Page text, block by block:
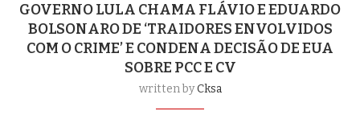
GOVERNO LULA CHAMA FLÁVIO E EDUARDO
BOLSONARO DE ‘TRAIDORES ENVOLVIDOS
COM O CRIME’ E CONDENA DECISÃO DE EUA
SOBRE PCC E CV
written byCksa